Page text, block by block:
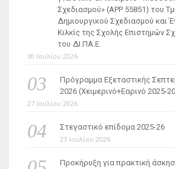
Σχεδιασμού» (ΑΡΡ 55851) του
Δημιουργικού Σχεδιασμού και
Κιλκίς της Σχολής Επιστημών
του ΔΙ.ΠΑ.Ε.
30 Ιουλίου 2026
Πρόγραμμα Εξεταστικής
2026 (Χειμερινό+Εαρινό 2025-
27 Ιουλίου 2026
Στεγαστικό επίδομα 2025-26
23 Ιουλίου 2026
Προκήρυξη για πρακτική